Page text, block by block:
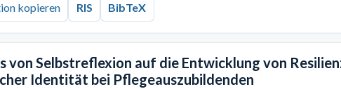
kopieren RIS BibTeX
von Selbstreflexion auf die Entwicklung von
Identität bei Pflegeauszubildenden